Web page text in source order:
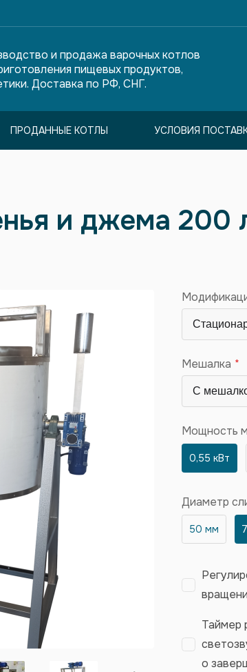
и продажа варочных котлов
пищевых продуктов,
Доставка по РФ, СНГ.
ПРОДАННЫЕ КОТЛЫ УСЛОВИЯ
и джема 200
Мешалка
Мощность
0,55 кВт
Диаметр
50 мм
Таймер
о